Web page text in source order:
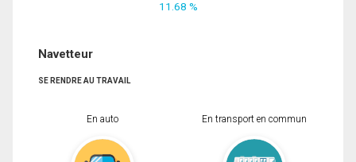
11.68 %
Navetteur
SE RENDRE AU TRAVAIL
En auto En transport en commun